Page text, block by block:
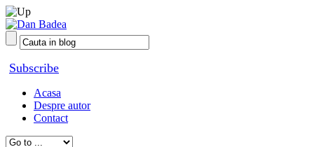
Subscribe
Acasa
Despre autor
Contact